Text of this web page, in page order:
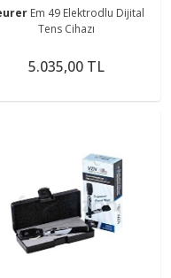
Em 49 Elektrodlu Dijital
Tens Cihazı
5.035,00 TL